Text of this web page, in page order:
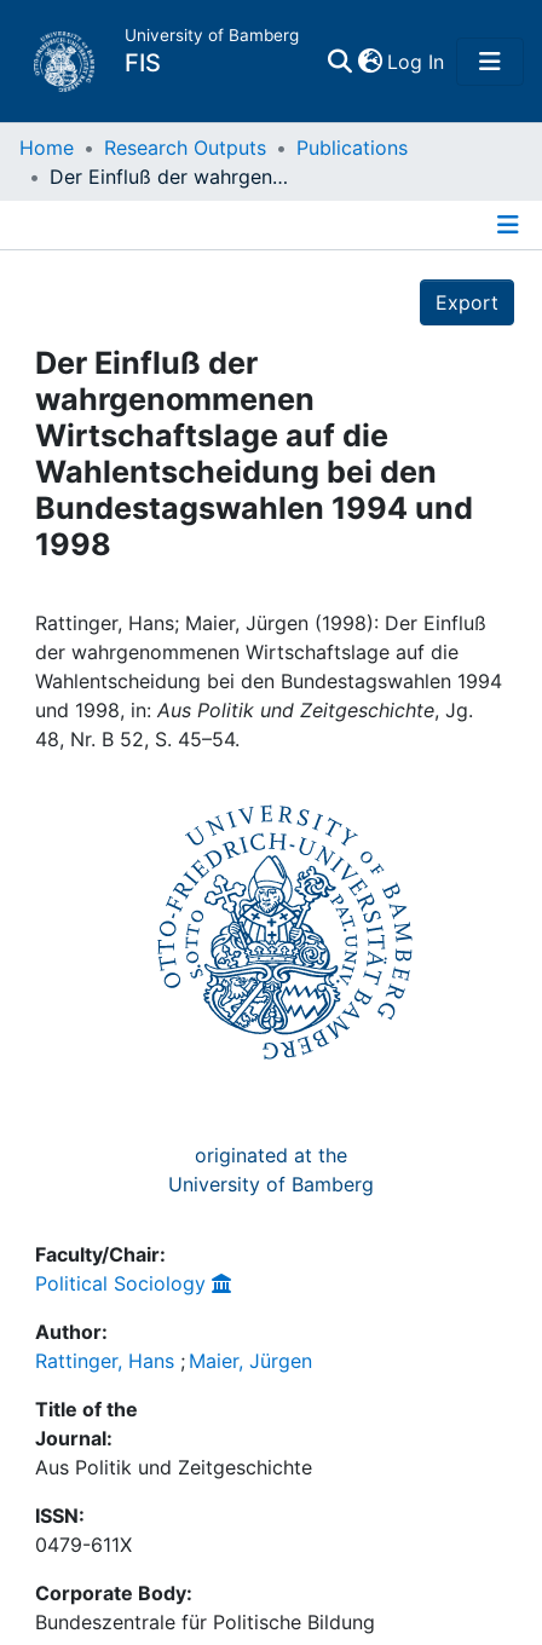
University of Bamberg
FIS Log In(current)
Home
Projects
People
Institutions
Awards
Help
Home Research Outputs
Publications
Der Einfluß der wahrgenommenen Wirtschaftslage auf die Wahlentscheidung bei den Bundestagswahlen 1994 und 1998
Export
Der Einfluß der
wahrgenommenen
Wirtschaftslage auf die
Wahlentscheidung bei den
Bundestagswahlen 1994 und
1998
Rattinger, Hans; Maier, Jürgen (1998): Der Einfluß
der wahrgenommenen Wirtschaftslage auf die
Wahlentscheidung bei den Bundestagswahlen 1994
und 1998, in: Aus Politik und Zeitgeschichte, Jg.
48, Nr. B 52, S. 45–54.
originated at the
University of Bamberg
Faculty/Chair:
Political Sociology
Author:
Rattinger, Hans ; Maier, Jürgen
Title of the
Journal:
Aus Politik und Zeitgeschichte
ISSN:
0479-611X
Corporate Body:
Bundeszentrale für Politische Bildung